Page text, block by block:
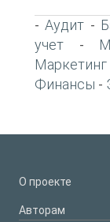
-Аудит -
учет -
Маркетинг
Финансы -
О проекте
Авторам